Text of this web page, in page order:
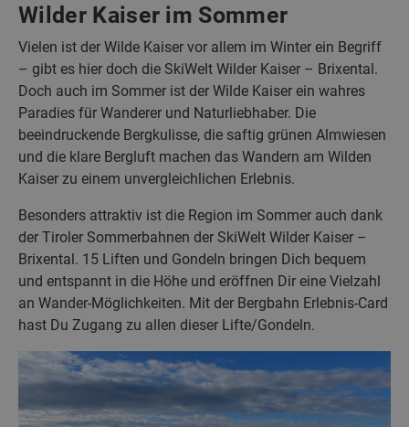
Wilder Kaiser im Sommer
Vielen ist der Wilde Kaiser vor allem im Winter ein Begriff
– gibt es hier doch die SkiWelt Wilder Kaiser – Brixental.
Doch auch im Sommer ist der Wilde Kaiser ein wahres
Paradies für Wanderer und Naturliebhaber. Die
beeindruckende Bergkulisse, die saftig grünen Almwiesen
und die klare Bergluft machen das Wandern am Wilden
Kaiser zu einem unvergleichlichen Erlebnis.
Besonders attraktiv ist die Region im Sommer auch dank
der Tiroler Sommerbahnen der SkiWelt Wilder Kaiser –
Brixental. 15 Liften und Gondeln bringen Dich bequem
und entspannt in die Höhe und eröffnen Dir eine Vielzahl
an Wander-Möglichkeiten. Mit der Bergbahn Erlebnis-Card
hast Du Zugang zu allen dieser Lifte/Gondeln.